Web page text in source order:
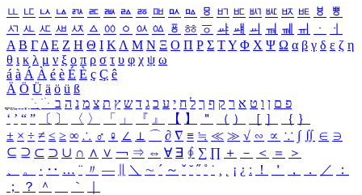
ㅥ ㅦ ㅧ ㅨ ㅩ ㅪ ㅫ ㅬ ㅭ ㅮ ㅯ ㅰ ㅱ ㅲ ㅳ ㅴ ㅵ ㅶ ㅷ ㅸ
ㅹ
ㅺ ㅻ ㅼ ㅽ ㅾ ㅿ ㆀ ㆁ ㆂ ㆃ ㆄ ㆅ ㆆ ㆇ ㆈ ㆉ ㆊ ㆋ ㆌ ㆍ
ㆎ
Α Β ΓΔ Ε Ζ Η Θ Ι ΚΛ Μ Ν Ξ Ο Π Ρ Σ ΤΥ Φ Χ Ψ Ω α β γ δ ε ζ η
θ ι κ λ μ ν ξ ο π ρ σ τ υ φ χ ψ ω
á à Á À é è É È ç Ç ê
Ä Ö Ü ä ö ü ß
ִֶֹ ֻּ ׁׂ פ ם ן ו ט א ר ק ף ך ל ח י ע כ ג ד ש ץ ת צ מ נ ה ב
‘ ’ “ ” 〔 〕 〈 〉 「 」 『 』 【 】 ＂ （ ） ［ ］ ｛ ｝
± × ÷ ≠ ≤ ≥ ∞ ∴ ♂ ♀ ∠ ⊥ ⌒ ∂ ∇ ≡ ≒ ≪ ≫ √ ∽ ∝ ∵ ∫ ∬ ∈ ∋
⊆ ⊇ ⊂ ⊃ ∪ ∩ ∧ ∨ ￢ ⇒ ⇔ ∀ ∃ ∮ ∑ ∏ ＋ － ＜ ＝
＞
、
。 · ‥ … ¨ 〃 ― ＼ ∼ ´ ～ ˇ ˘ ˝ ˚ ˙ ¸ ¡ ¿ ː ！ ＇ ， ． ／
：
；
？ ＾ ｀